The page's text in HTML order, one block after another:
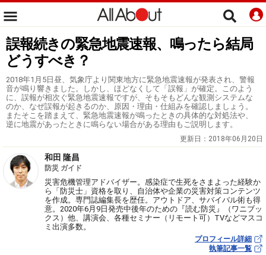
誤報続きの緊急地震速報、鳴ったら結局
どうすべき？
2018年1月5日昼、気象庁より関東地方に緊急地震速報が発表され、警報
音が鳴り響きました。しかし、ほどなくして「誤報」が確定。このよう
に、誤報が相次ぐ緊急地震速報ですが、そもそもどんな観測システムな
のか、なぜ誤報が起きるのか、原因・理由・仕組みを確認しましょう。
またそこを踏まえて、緊急地震速報が鳴ったときの具体的な対処法や、
逆に地震があったときに鳴らない場合がある理由もご説明します。
更新日： 2018年06月20日
和田 隆昌
防災 ガイド
災害危機管理アドバイザー。感染症で生死をさまよった経験か
ら「防災士」資格を取り、自治体や企業の災害対策コンテンツ
を作成。専門誌編集長を歴任。アウトドア、サバイバル術も得
意。2020年6月9日発売中後年のための『読む防災』（ワニブッ
クス）他、講演会、各種セミナー（リモート可）TVなどマスコ
ミ出演多数。
プロフィール詳細
執筆記事一覧